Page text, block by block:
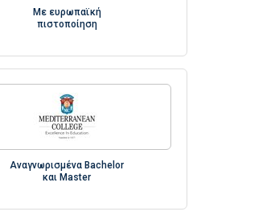
Με ευρωπαϊκή
πιστοποίηση
Αναγνωρισμένα Bachelor
και Master